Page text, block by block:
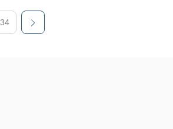
34